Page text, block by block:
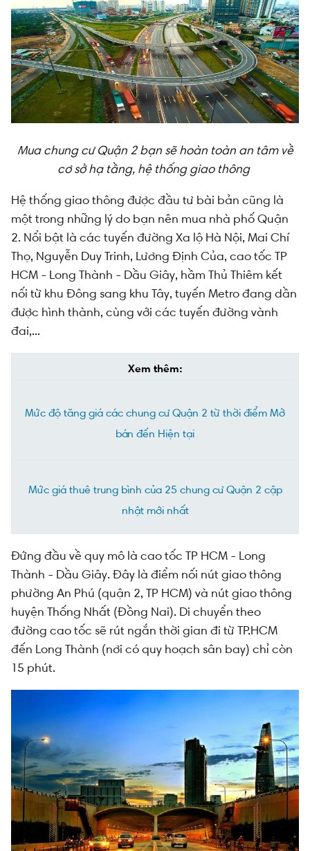
Mua chung cư Quận 2 bạn sẽ hoàn toàn an tâm về
cơ sở hạ tầng, hệ thống giao thông
Hệ thống giao thông được đầu tư bài bản cũng là
một trong những lý do bạn nên mua nhà phố Quận
2. Nổi bật là các tuyến đường Xa lộ Hà Nội, Mai Chí
Thọ, Nguyễn Duy Trinh, Lương Định Của, cao tốc TP
HCM - Long Thành - Dầu Giây, hầm Thủ Thiêm kết
nối từ khu Đông sang khu Tây, tuyến Metro đang dần
được hình thành, cùng với các tuyến đường vành
đai,...
Xem thêm:
Mức độ tăng giá các chung cư Quận 2 từ thời điểm Mở
bán đến Hiện tại
Mức giá thuê trung bình của 25 chung cư Quận 2 cập
nhật mới nhất
Đứng đầu về quy mô là cao tốc TP HCM - Long
Thành - Dầu Giây. Đây là điểm nối nút giao thông
phường An Phú (quận 2, TP HCM) và nút giao thông
huyện Thống Nhất (Đồng Nai). Di chuyển theo
đường cao tốc sẽ rút ngắn thời gian đi từ TP.HCM
đến Long Thành (nơi có quy hoạch sân bay) chỉ còn
15 phút.